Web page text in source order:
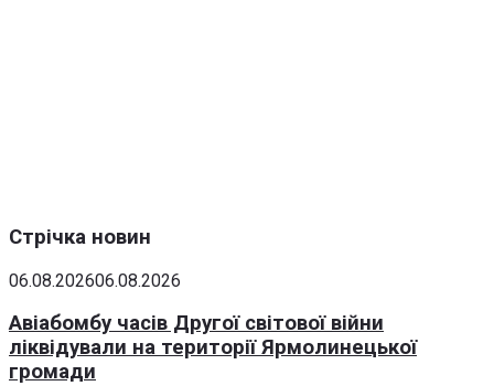
Стрічка новин
06.08.202606.08.2026
Авіабомбу часів Другої світової війни
ліквідували на території Ярмолинецької
громади